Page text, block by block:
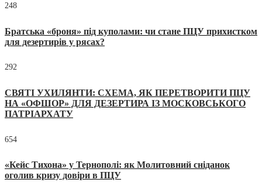
248
Братська «броня» під куполами: чи стане ПЦУ прихистком
для дезертирів у рясах?
292
СВЯТІ УХИЛЯНТИ: СХЕМА, ЯК ПЕРЕТВОРИТИ ПЦУ
НА «ОФШОР» ДЛЯ ДЕЗЕРТИРА ІЗ МОСКОВСЬКОГО
ПАТРІАРХАТУ
654
«Кейс Тихона» у Тернополі: як Молитовний сніданок
оголив кризу довіри в ПЦУ